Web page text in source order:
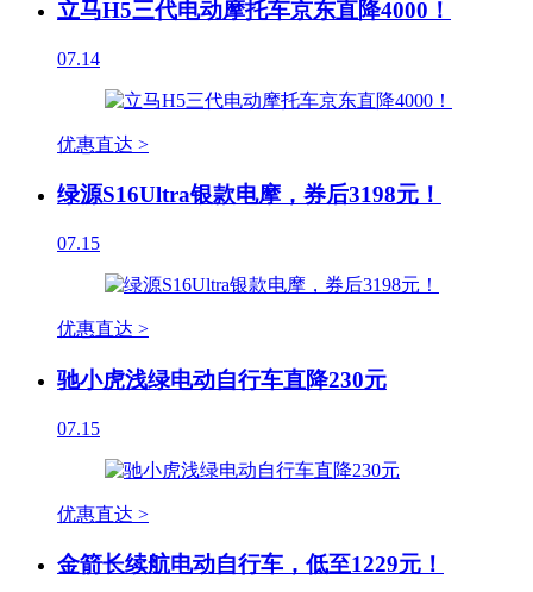
立马H5三代电动摩托车京东直降4000！
07.14
优惠直达 >
绿源S16Ultra银款电摩，券后3198元！
07.15
优惠直达 >
驰小虎浅绿电动自行车直降230元
07.15
优惠直达 >
金箭长续航电动自行车，低至1229元！